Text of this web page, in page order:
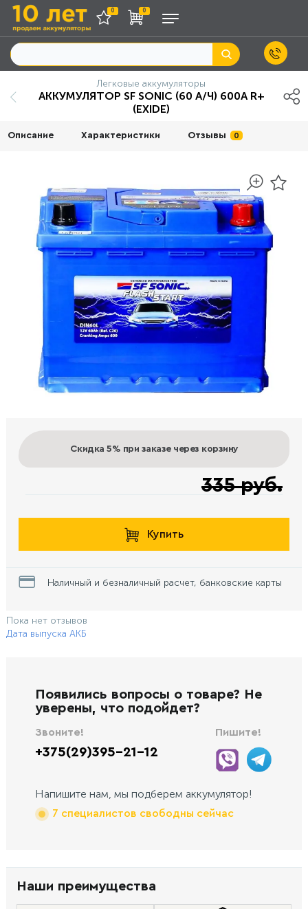
0 0
Легковые аккумуляторы
АККУМУЛЯТОР SF SONIC (60 А/Ч) 600A R+
(EXIDE)
Описание Характеристики Отзывы 0
Скидка 5% при заказе через корзину
335 руб.
Купить
Наличный и безналичный расчет, банковские карты
Пока нет отзывов
Дата выпуска АКБ
Появились вопросы о товаре? Не
уверены, что подойдет?
Звоните!
+375(29)395-21-12
Пишите!
Напишите нам, мы подберем аккумулятор!
7 специалистов свободны сейчас
Наши преимущества